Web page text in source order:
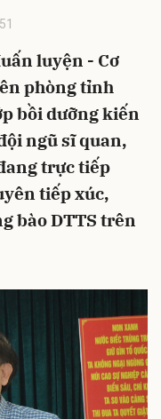
luyện - Cơ
phòng tỉnh
bồi dưỡng kiến
ngũ sĩ quan,
trực tiếp
tiếp xúc,
bào DTTS trên